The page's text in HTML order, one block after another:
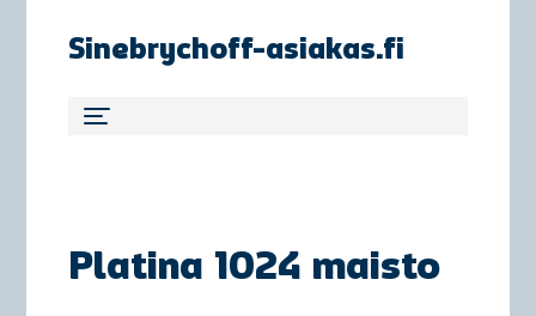
Sinebrychoff-asiakas.fi
Platina 1024 maisto